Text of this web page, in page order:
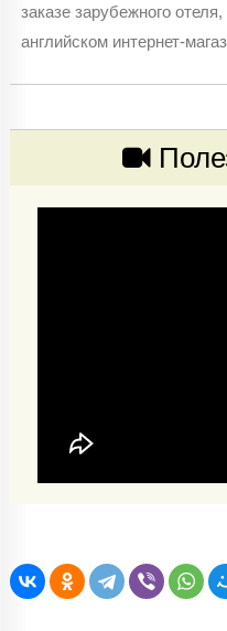
заказе зарубежного
английском интернет-